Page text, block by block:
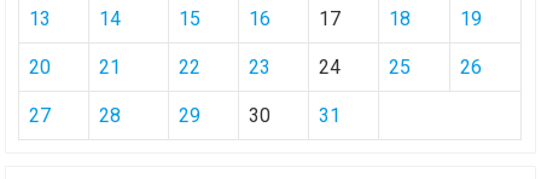
13 14 15 16 17 18 19
20 21 22 23 24 25 26
27 28 29 30 31